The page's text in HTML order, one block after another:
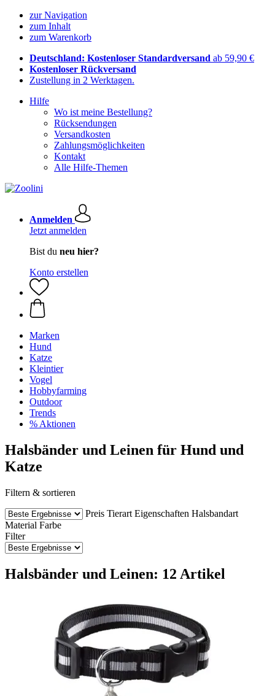
zur Navigation
zum Inhalt
zum Warenkorb
Deutschland: Kostenloser Standardversand ab 59,90 €
Kostenloser Rückversand
Zustellung in 2 Werktagen.
Hilfe
Wo ist meine Bestellung?
Rücksendungen
Versandkosten
Zahlungsmöglichkeiten
Kontakt
Alle Hilfe-Themen
Anmelden
Jetzt anmelden
Bist du neu hier?
Konto erstellen
Marken
Hund
Katze
Kleintier
Vogel
Hobbyfarming
Outdoor
Trends
% Aktionen
Halsbänder und Leinen für Hund und
Katze
Filtern & sortieren
Preis Tierart Eigenschaften Halsbandart
Material Farbe
Filter
Halsbänder und Leinen: 12 Artikel